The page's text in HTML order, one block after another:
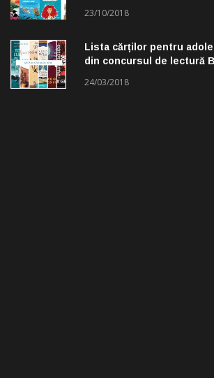
23/10/2018
Lista cărților pentru
din concursul de lectură
24/03/2018